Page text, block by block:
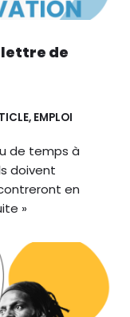
lettre de
, EMPLOI
de temps à
doivent
en
»